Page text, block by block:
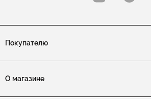
Покупателю
О магазине